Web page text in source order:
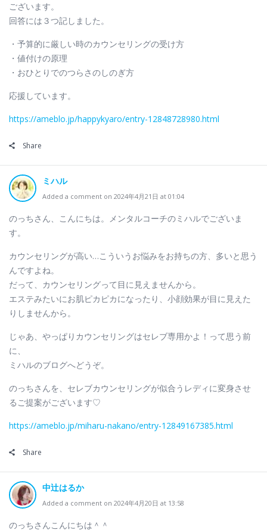
ございます。
回答には３つ記しました。
・予算的に厳しい時のカウンセリングの受け方
・値付けの原理
・おひとりでのつらさのしのぎ方
応援しています。
https://ameblo.jp/happykyaro/entry-12848728980.html
Share
ミハル
Added a comment on 2024年4月21日 at 01:04
のっちさん、こんにちは。メンタルコーチのミハルでございま
す。
カウンセリングが高い…こういうお悩みをお持ちの方、多いと思う
んですよね。
だって、カウンセリングって目に見えませんから。
エステみたいにお肌ピカピカになったり、小顔効果が目に見えた
りしませんから。
じゃあ、やっぱりカウンセリングはセレブ専用かよ！って思う前
に、
ミハルのブログへどうぞ。
のっちさんを、セレブカウンセリングが似合うレディに変身させ
るご提案がございます♡
https://ameblo.jp/miharu-nakano/entry-12849167385.html
Share
中辻はるか
Added a comment on 2024年4月20日 at 13:58
のっちさんこんにちは＾＾